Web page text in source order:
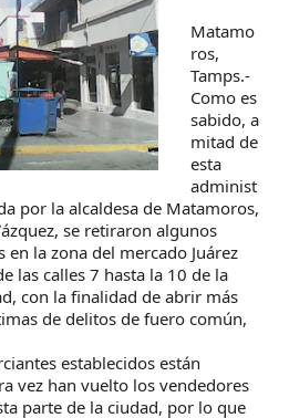
Matamo
ros,
Tamps.-
Como es
sabido, a
mitad de
esta
administ
por la alcaldesa de Matamoros,
se retiraron algunos
la zona del mercado Juárez
las calles 7 hasta la 10 de la
con la finalidad de abrir más
de delitos de fuero común,
establecidos están
vez han vuelto los vendedores
parte de la ciudad, por lo que